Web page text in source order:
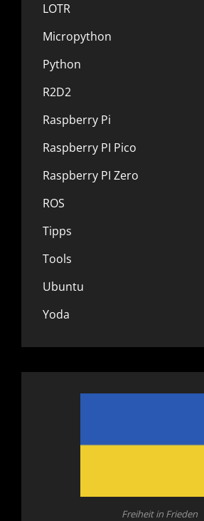
LOTR
Micropython
Python
R2D2
Raspberry Pi
Raspberry PI Pico
Raspberry PI Zero
ROS
Tipps
Tools
Ubuntu
Yoda
Freiheit in Frieden